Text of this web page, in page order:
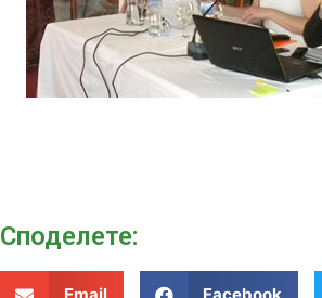
Споделeте: